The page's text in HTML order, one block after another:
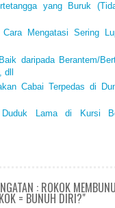
yang Buruk
Mengatasi Sering
daripada Berantem/
dll
Cabai Terpedas di
Duduk Lama di Kursi
: ROKOK
= BUNUH DIRI?"